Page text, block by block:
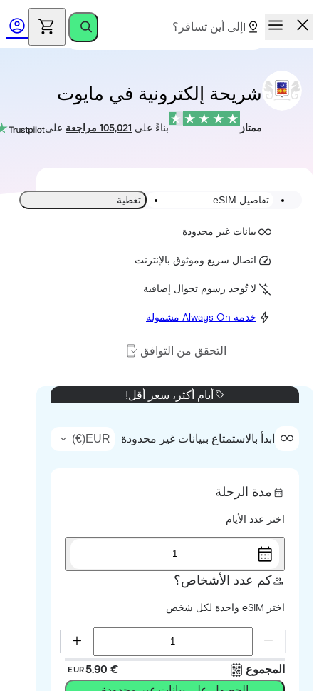
شريحة إلكترونية في مايوت
بناءً على105,021 مراجعة على
تفاصيل eSIM تغطية
بيانات غير محدودة
اتصال سريع وموثوق بالإنترنت
لا تُوجد رسوم تجوال إضافية
خدمة Always On مشمولة
التحقق من التوافق
أيام أكثر، سعر أقل!
ابدأ بالاستمتاع ببيانات غير محدودة EUR
€
)
مدة الرحلة
اختر عدد الأيام
كم عدد الأشخاص؟
المجموع EUR